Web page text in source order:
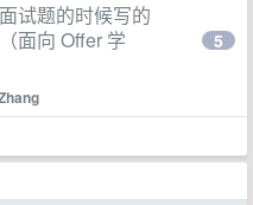
试题的时候写的
面向 Offer 学
5